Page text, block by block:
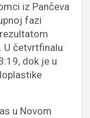
iz Pančeva
fazi
U četvrtfinalu
dok je u
u Novom